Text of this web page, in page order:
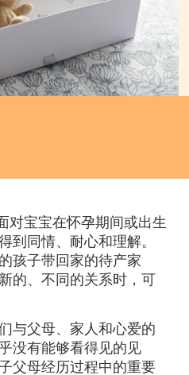
对宝宝在怀孕期间或出生
到同情、耐心和理解。
孩子带回家的待产家
的、不同的关系时，可
与父母、家人和心爱的
没有能够看得见的见
父母经历过程中的重要